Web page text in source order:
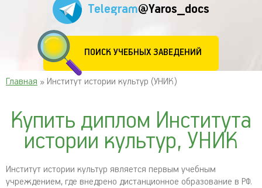
Telegram@Yaros_docs
ПОИСК УЧЕБНЫХ ЗАВЕДЕНИЙ
Главная » Институт истории культур (УНИК)
Купить диплом Института
истории культур, УНИК
Институт истории культур является первым учебным
учреждением, где внедрено дистанционное образование в РФ.